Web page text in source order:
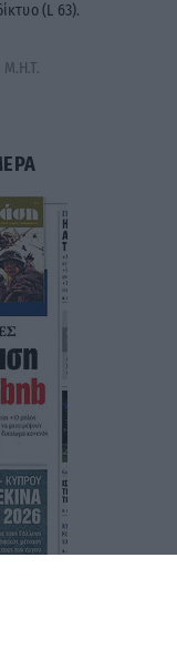
(L 63).
Μ.Η.Τ.